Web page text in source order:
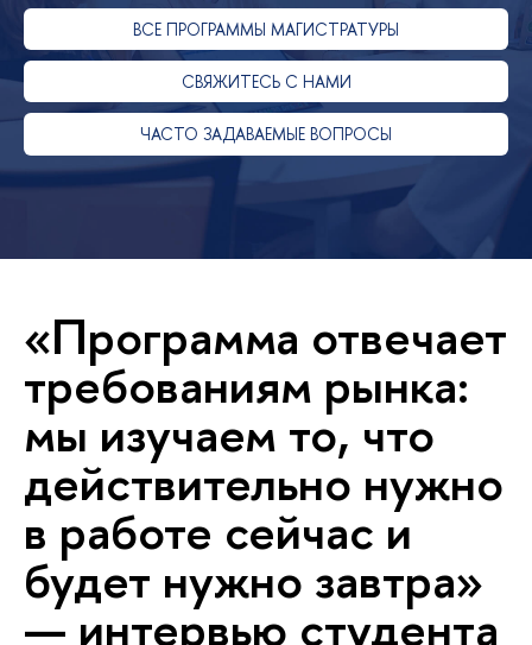
ВСЕ ПРОГРАММЫ МАГИСТРАТУРЫ
СВЯЖИТЕСЬ С НАМИ
ЧАСТО ЗАДАВАЕМЫЕ ВОПРОСЫ
«Программа отвечает
требованиям рынка:
мы изучаем то, что
действительно нужно
в работе сейчас и
будет нужно завтра»
— интервью студента